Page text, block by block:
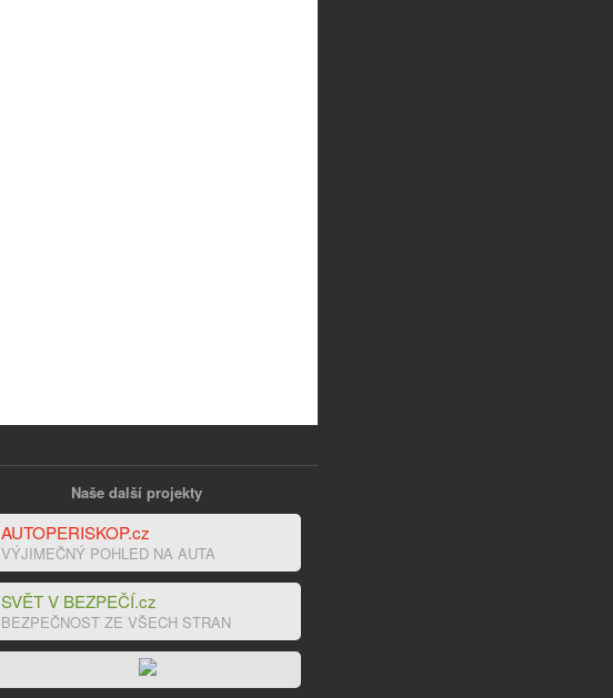
Naše další projekty
AUTOPERISKOP.cz
VÝJIMEČNÝ POHLED NA AUTA
SVĚT V BEZPEČÍ.cz
BEZPEČNOST ZE VŠECH STRAN